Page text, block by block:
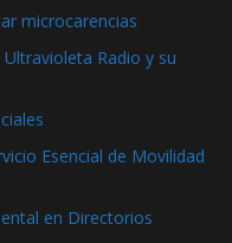
microcarencias
Radio y su
Esencial de Movilidad
en Directorios